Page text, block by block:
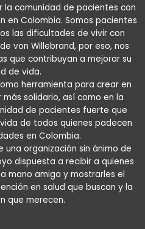
la comunidad de pacientes con
en Colombia. Somos pacientes
las dificultades de vivir con
von Willebrand, por eso, nos
que contribuyan a mejorar su
de vida.
herramienta para crear en
solidario, así como en la
de pacientes fuerte que
de todos quienes padecen
en Colombia.
una organización sin ánimo de
dispuesta a recibir a quienes
mano amiga y mostrarles el
en salud que buscan y la
que merecen.